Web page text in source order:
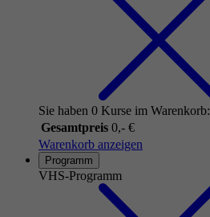
Sie haben 0 Kurse im Warenkorb:
Gesamtpreis 0,- €
Warenkorb anzeigen
Programm
VHS-Programm